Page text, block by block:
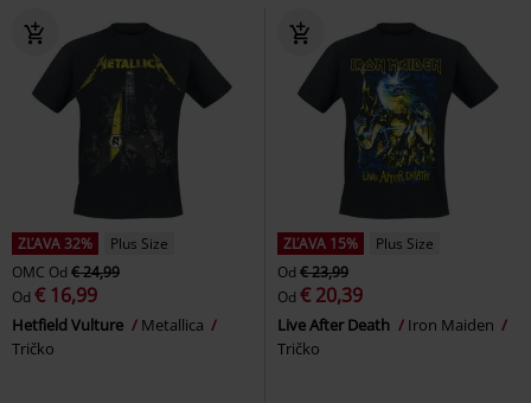
ZĽAVA 32%
Plus Size
OMC Od € 24,99
Od € 16,99
Hetfield Vulture
Metallica
Tričko
ZĽAVA 15%
Plus Size
Od € 23,99
Od € 20,39
Live After Death
Iron Maiden
Tričko